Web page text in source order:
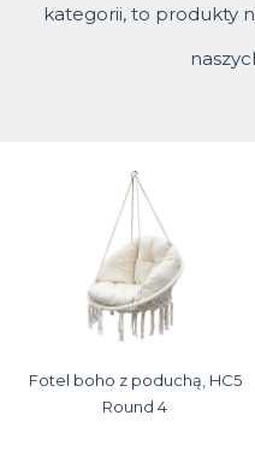
kategorii, to produkty
Fotel boho z poduchą, HC5
Round 4